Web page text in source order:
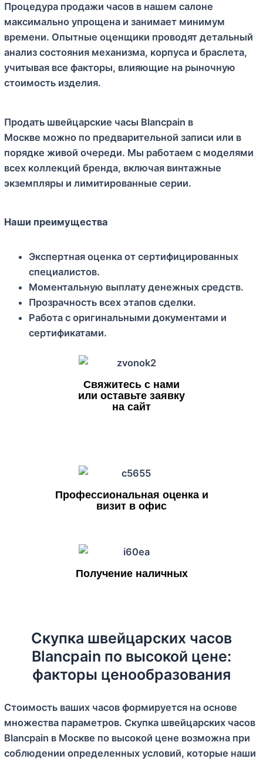
Процедура продажи часов в нашем салоне
максимально упрощена и занимает минимум
времени. Опытные оценщики проводят детальный
анализ состояния механизма, корпуса и браслета,
учитывая все факторы, влияющие на рыночную
стоимость изделия.
Продать швейцарские часы Blancpain в
Москве можно по предварительной записи или в
порядке живой очереди. Мы работаем с моделями
всех коллекций бренда, включая винтажные
экземпляры и лимитированные серии.
Наши преимущества
Экспертная оценка от сертифицированных
специалистов.
Моментальную выплату денежных средств.
Прозрачность всех этапов сделки.
Работа с оригинальными документами и
сертификатами.
Свяжитесь с нами
или оставьте заявку
на сайт
Профессиональная оценка и
визит в офис
Получение наличных
Скупка швейцарских часов
Blancpain по высокой цене:
факторы ценообразования
Стоимость ваших часов формируется на основе
множества параметров. Скупка швейцарских часов
Blancpain в Москве по высокой цене возможна при
соблюдении определенных условий, которые наши